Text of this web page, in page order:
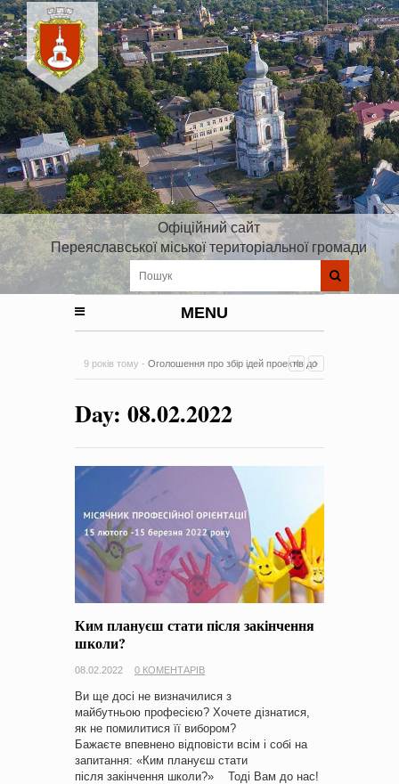
Офіційний сайт
Переяславської міської територіальної громади
MENU
9 років тому - Оголошення про збір ідей проектів до
на період 2018 – 2020 роки Оголошення про збір ідей
проектів
0 Коментарів
Day: 08.02.2022
Ким плануєш стати після закінчення
школи?
08.02.2022 0 КОМЕНТАРІВ
Ви ще досі не визначилися з
майбутньою професією? Хочете дізнатися,
як не помилитися її вибором?
Бажаєте впевнено відповісти всім і собі на
запитання: «Ким плануєш стати
після закінчення школи?» Тоді Вам до нас!